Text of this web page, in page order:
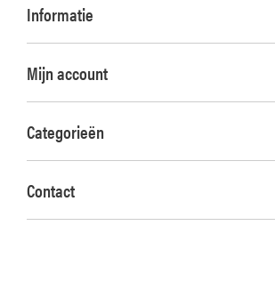
Informatie
Mijn account
Categorieën
Contact